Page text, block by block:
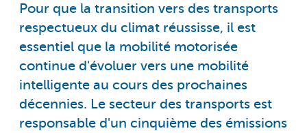
Pour que la transition vers des transports
respectueux du climat réussisse, il est
essentiel que la mobilité motorisée
continue d'évoluer vers une mobilité
intelligente au cours des prochaines
décennies. Le secteur des transports est
responsable d'un cinquième des émissions